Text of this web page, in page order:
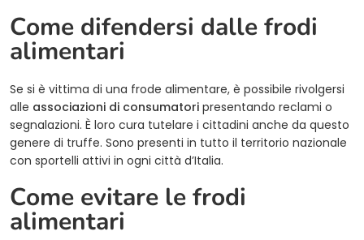
Come difendersi dalle frodi
alimentari
Se si è vittima di una frode alimentare, è possibile rivolgersi
alle associazioni di consumatori presentando reclami o
segnalazioni. È loro cura tutelare i cittadini anche da questo
genere di truffe. Sono presenti in tutto il territorio nazionale
con sportelli attivi in ogni città d’Italia.
Come evitare le frodi
alimentari